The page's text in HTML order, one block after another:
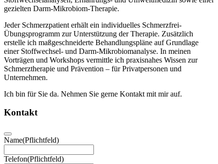
gezielten Darm-Mikrobiom-Therapie.
Jeder Schmerzpatient erhält ein individuelles Schmerzfrei-
Übungsprogramm zur Unterstützung der Therapie. Zusätzlich
erstelle ich maßgeschneiderte Behandlungspläne auf Grundlage
einer Stoffwechsel- und Darm-Mikrobiomanalyse. In meinen
Vorträgen und Workshops vermittle ich praxisnahes Wissen zur
Schmerztherapie und Prävention – für Privatpersonen und
Unternehmen.
Ich bin für Sie da. Nehmen Sie gerne Kontakt mit mir auf.
Kontakt
Name(Pflichtfeld)
Telefon(Pflichtfeld)